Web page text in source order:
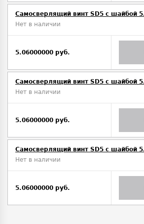
Самосверлящий винт SD5 с шайбой
Нет в наличии
5.06000000 руб.
Самосверлящий винт SD5 с шайбой
Нет в наличии
5.06000000 руб.
Самосверлящий винт SD5 с шайбой
Нет в наличии
5.06000000 руб.